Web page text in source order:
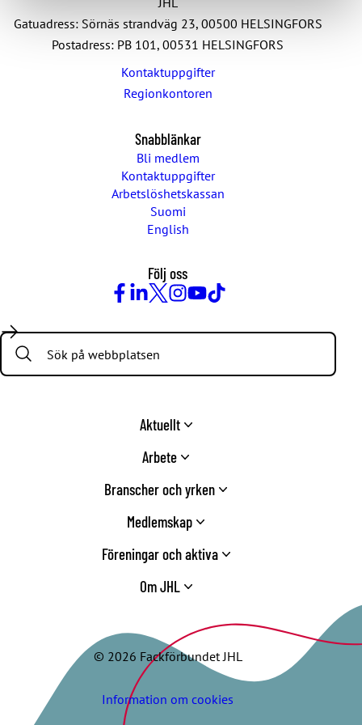
Gatuadress: Sörnäs strandväg 23, 00500 HELSINGFORS
Postadress: PB 101, 00531 HELSINGFORS
Kontaktuppgifter
Regionkontoren
Snabblänkar
Bli medlem
Kontaktuppgifter
Arbetslöshetskassan
Suomi
English
Följ oss
Search:
Aktuellt
Arbete
Branscher och yrken
Medlemskap
Föreningar och aktiva
Om JHL
© 2026 Fackförbundet JHL
Information om cookies